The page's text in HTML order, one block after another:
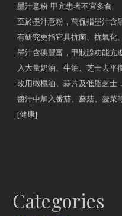
墨汁意粉 甲亢患者不宜多食
至於墨汁意粉，萬侃指墨汁含
有研究更指它具抗菌、抗氧化
墨汁含碘豐富，甲狀腺功能亢
入大量奶油、牛油、芝士去平
改用橄欖油、蒜片及低脂芝士
醬汁中加入番茄、蘑菇、菠菜
[健康]
Categories